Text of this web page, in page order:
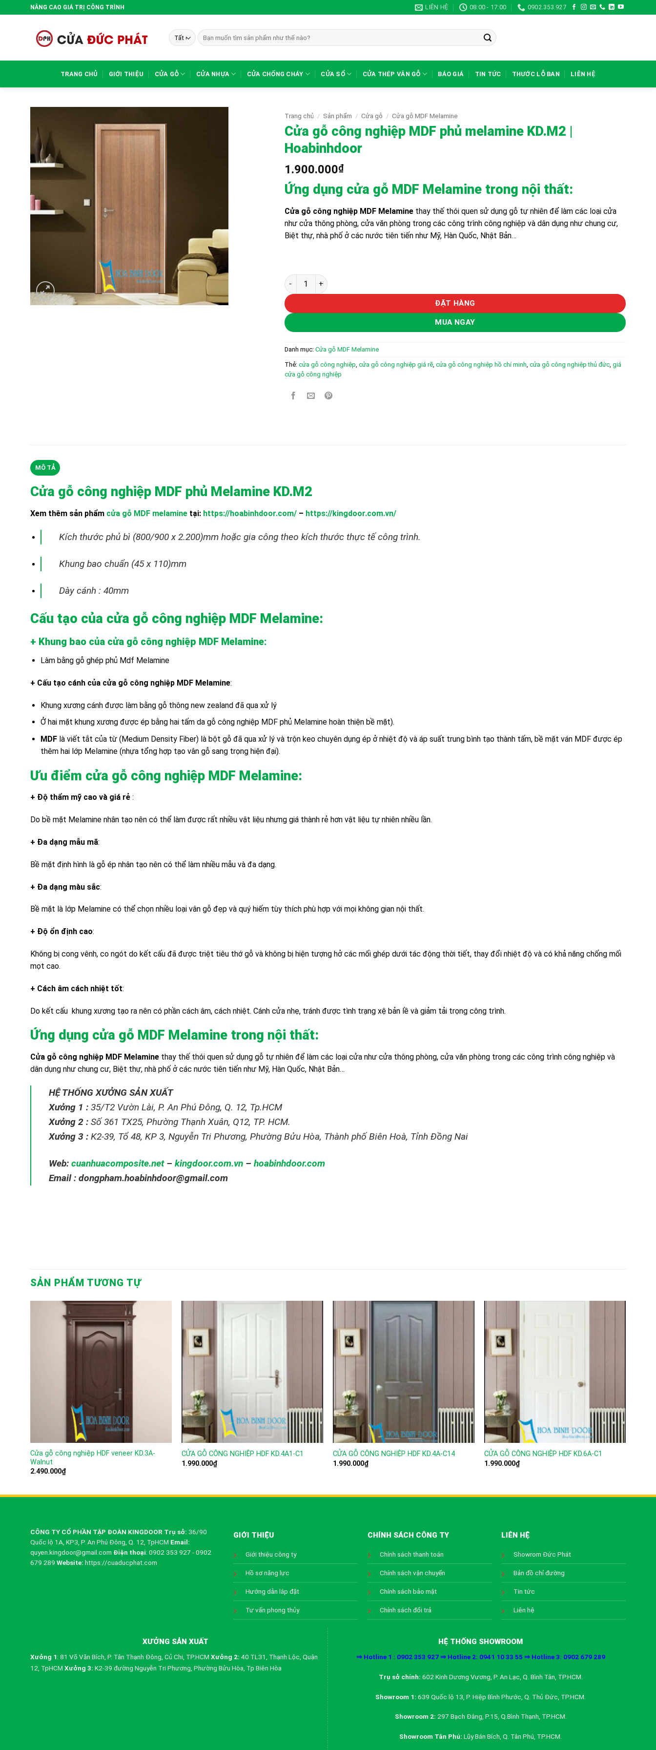
qua
NÂNG CAO GIÁ TRỊ CÔNG TRÌNH LIÊN HỆ 08:00 - 17:00 0902.353.927
Tìm
kiếm:
TRANG CHỦ GIỚI THIỆU CỬA GỖ CỬA NHỰA CỬA CHỐNG CHÁY CỬA SỔ CỬA THÉP VÂN GỖ BÁO GIÁ TIN TỨC THƯỚC LỖ BAN LIÊN HỆ
Trang chủ / Sản phẩm / Cửa gỗ / Cửa gỗ MDF Melamine
Cửa gỗ công nghiệp MDF phủ melamine KD.M2 |
Hoabinhdoor
1.900.000₫
Ứng dụng cửa gỗ MDF Melamine trong nội thất:
Cửa gỗ công nghiệp MDF Melaminethay thế thói quen sử dụng gỗ tự nhiên để làm các loại cửa
như cửa thông phòng, cửa văn phòng trong các công trình công nghiệp và dân dụng như chung cư,
Biệt thự, nhà phố ở các nước tiên tiến như Mỹ, Hàn Quốc, Nhật Bản…
Cửa gỗ công nghiệp MDF phủ melamine KD.M2 | Hoabinhdoor số lượng
ĐẶT HÀNG
MUA NGAY
Danh mục: Cửa gỗ MDF Melamine
Thẻ: cửa gỗ công nghiệp, cửa gỗ công nghiệp giá rẽ, cửa gỗ công nghiệp hồ chí minh, cửa gỗ công nghiệp thủ đức, giá
cửa gỗ công nghiệp
MÔ TẢ
Cửa gỗ công nghiệp MDF phủ Melamine KD.M2
Xem thêm sản phẩm cửa gỗ MDF melamine tại: https://hoabinhdoor.com/ – https://kingdoor.com.vn/
Kích thước phủ bì (800/900 x 2.200)mm hoặc gia công theo kích thước thực tế công trình.
Khung bao chuẩn (45 x 110)mm
Dày cánh : 40mm
Cấu tạo của cửa gỗ công nghiệp MDF Melamine:
+ Khung bao của cửa gỗ công nghiệp MDF Melamine:
Làm bằng gỗ ghép phủ Mdf Melamine
+ Cấu tạo cánh của cửa gỗ công nghiệp MDF Melamine:
Khung xương cánh được làm bằng gỗ thông new zealand đã qua xử lý
Ở hai mặt khung xương được ép bằng hai tấm da gỗ công nghiệp MDF phủ Melamine hoàn thiện bề mặt).
MDFlà viết tắt của từ (Medium Density Fiber) là bột gỗ đã qua xử lý và trộn keo chuyên dụng ép ở nhiệt độ và áp suất trung bình tạo thành tấm, bề mặt ván MDF được ép
thêm hai lớp Melamine (nhựa tổng hợp tạo vân gỗ sang trọng hiện đại).
Ưu điểm cửa gỗ công nghiệp MDF Melamine:
+ Độ thẩm mỹ cao và giá rẻ :
Do bề mặt Melamine nhân tạo nên có thể làm được rất nhiều vật liệu nhưng giá thành rẻ hơn vật liệu tự nhiên nhiều lần.
+ Đa dạng mẫu mã:
Bề mặt định hình là gỗ ép nhân tạo nên có thể làm nhiều mẫu và đa dạng.
+ Đa dạng màu sắc:
Bề mặt là lớp Melamine có thể chọn nhiều loại vân gỗ đẹp và quý hiếm tùy thích phù hợp với mọi không gian nội thất.
+ Độ ổn định cao:
Không bị cong vênh, co ngót do kết cấu đã được triệt tiêu thớ gỗ và không bị hiện tượng hở các mối ghép dưới tác động thời tiết, thay đổi nhiệt độ và có khả năng chống mối
mọt cao.
+ Cách âm cách nhiệt tốt:
Do kết cấu khung xương tạo ra nên có phần cách âm, cách nhiệt. Cánh cửa nhẹ, tránh được tình trạng xệ bản lề và giảm tải trọng công trình.
Ứng dụng cửa gỗ MDF Melamine trong nội thất:
Cửa gỗ công nghiệp MDF Melamine thay thế thói quen sử dụng gỗ tự nhiên để làm các loại cửa như cửa thông phòng, cửa văn phòng trong các công trình công nghiệp và
dân dụng như chung cư, Biệt thự, nhà phố ở các nước tiên tiến như Mỹ, Hàn Quốc, Nhật Bản…
HỆ THỐNG XƯỞNG SẢN XUẤT
Xưởng 1 : 35/T2 Vườn Lài, P. An Phú Đông, Q. 12, Tp.HCM
Xưởng 2 : Số 361 TX25, Phường Thạnh Xuân, Q12, TP. HCM.
Xưởng 3 : K2-39, Tổ 48, KP 3, Nguyễn Tri Phương, Phường Bửu Hòa, Thành phố Biên Hoà, Tỉnh Đồng Nai
Web: cuanhuacomposite.net– kingdoor.com.vn – hoabinhdoor.com
Email : dongpham.hoabinhdoor@gmail.com
SẢN PHẨM TƯƠNG TỰ
Cửa gỗ công nghiệp HDF veneer KD.3A-
Walnut
2.490.000₫
CỬA GỖ CÔNG NGHIỆP HDF KD.4A1-C1
1.990.000₫
CỬA GỖ CÔNG NGHIỆP HDF KD.4A-C14
1.990.000₫
CỬA GỖ CÔNG NGHIỆP HDF KD.6A-C1
1.990.000₫
CÔNG TY CỔ PHẦN TẬP ĐOÀN KINGDOOR Trụ sở: 36/90
Quốc lộ 1A, KP3, P. An Phú Đông, Q. 12, TpHCM Email:
quyen.kingdoor@gmail.com Điện thoại: 0902 353 927 - 0902
679 289 Website: https://cuaducphat.com
GIỚI THIỆU
Giới thiệu công ty
Hồ sơ năng lực
Hướng dẫn lắp đặt
Tư vấn phong thủy
CHÍNH SÁCH CÔNG TY
Chính sách thanh toán
Chính sách vận chuyển
Chính sách bảo mật
Chính sách đổi trả
LIÊN HỆ
Showrom Đức Phát
Bản đồ chỉ đường
Tin tức
Liên hệ
XƯỞNG SẢN XUẤT
Xưởng 1: 81 Võ Văn Bích, P. Tân Thạnh Đông, Củ Chi, TP.HCM Xưởng 2: 40 TL31, Thạnh Lộc, Quận
12, TpHCM Xưởng 3: K2-39 đường Nguyễn Tri Phương, Phường Bửu Hòa, Tp Biên Hòa
HỆ THỐNG SHOWROOM
⇒ Hotline 1 : 0902 353 927 ⇒ Hotline 2: 0941 10 33 55 ⇒ Hotline 3: 0902 679 289
Trụ sở chính: 602 Kinh Dương Vương, P. An Lạc, Q. Bình Tân, TP.HCM.
Showroom 1: 639 Quốc lộ 13, P. Hiệp Bình Phước, Q. Thủ Đức, TP.HCM.
Showroom 2: 297 Bạch Đằng, P.15, Q.Bình Thạnh, TP.HCM.
Showroom Tân Phú: Lũy Bán Bích, Q. Tân Phú, TP.HCM.